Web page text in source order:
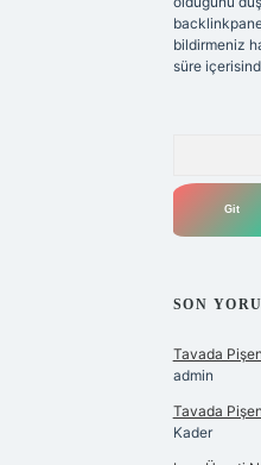
bildirmeniz
süre
SON
Tavada
admin
Tavada
Kader